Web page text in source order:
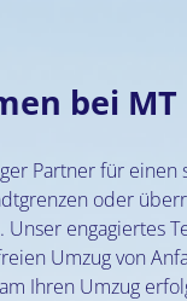
bei MT
Partner für
oder
Unser engagiertes
Umzug von
Ihren Umzug